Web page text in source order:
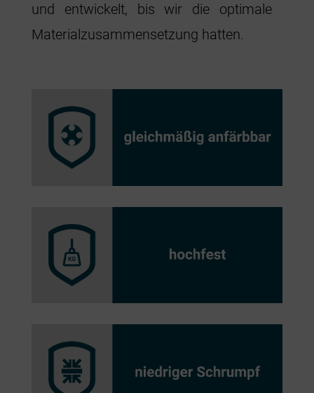
und entwickelt, bis wir die optimale
Materialzusammensetzung hatten.